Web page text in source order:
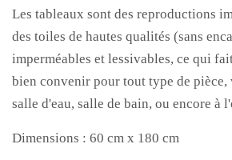
Les tableaux sont des reproductions
des toiles de hautes qualités (sans
imperméables et lessivables, ce qui
bien convenir pour tout type de pièce,
salle d'eau, salle de bain, ou encore à
Dimensions : 60 cm x 180 cm